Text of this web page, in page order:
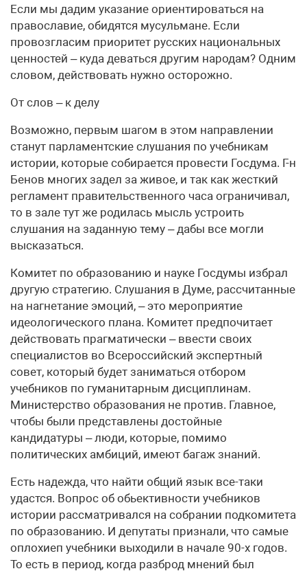
Если мы дадим указание ориентироваться на
православие, обидятся мусульмане. Если
провозгласим приоритет русских национальных
ценностей – куда деваться другим народам? Одним
словом, действовать нужно осторожно.
От слов – к делу
Возможно, первым шагом в этом направлении
станут парламентские слушания по учебникам
истории, которые собирается провести Госдума. Г-н
Бенов многих задел за живое, и так как жесткий
регламент правительственного часа ограничивал,
то в зале тут же родилась мысль устроить
слушания на заданную тему – дабы все могли
высказаться.
Комитет по образованию и науке Госдумы избрал
другую стратегию. Слушания в Думе, рассчитанные
на нагнетание эмоций, – это мероприятие
идеологического плана. Комитет предпочитает
действовать прагматически – ввести своих
специалистов во Всероссийский экспертный
совет, который будет заниматься отбором
учебников по гуманитарным дисциплинам.
Министерство образования не против. Главное,
чтобы были представлены достойные
кандидатуры – люди, которые, помимо
политических амбиций, имеют багаж знаний.
Есть надежда, что найти общий язык все-таки
удастся. Вопрос об обьективности учебников
истории рассматривался на собрании подкомитета
по образованию. И депутаты признали, что самые
оплохиеп учебники выходили в начале 90-х годов.
То есть в период, когда разброд мнений был